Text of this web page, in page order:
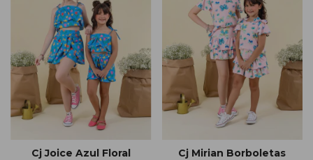
Cj Joice Azul Floral Cj Mirian Borboletas